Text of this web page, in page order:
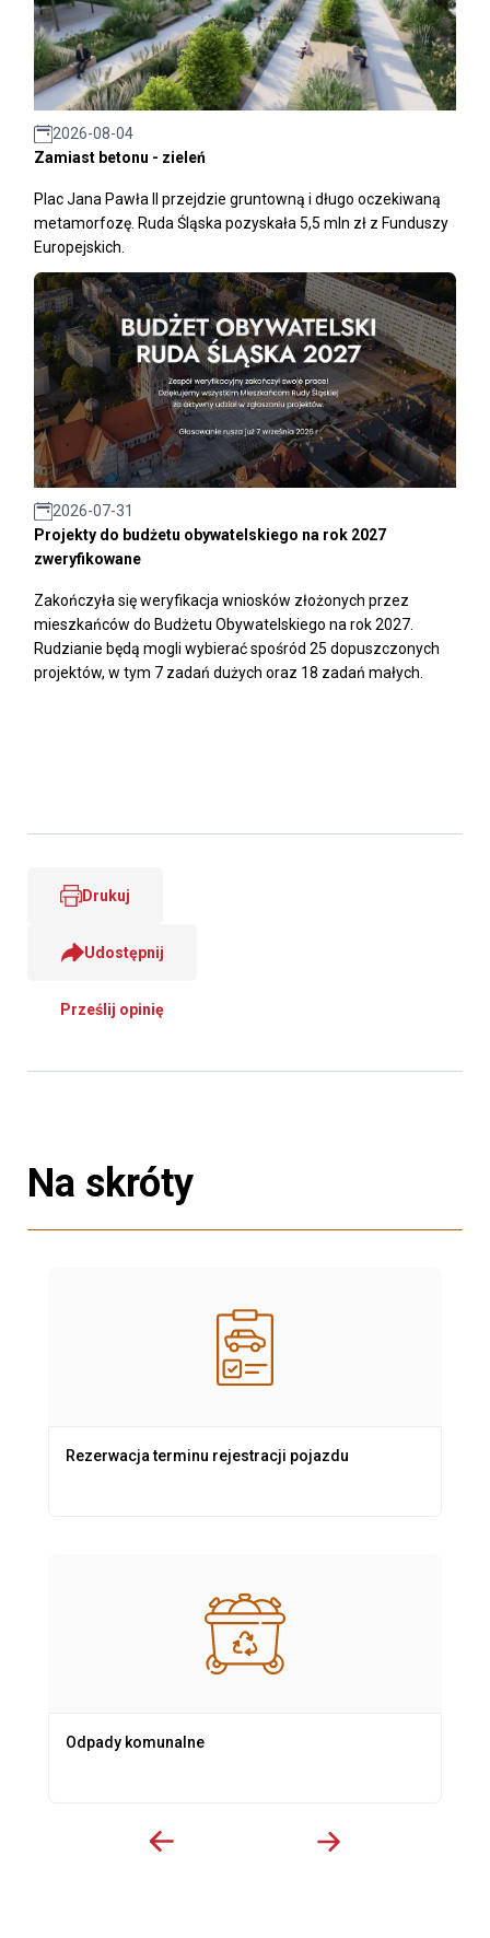
2026-08-04
Zamiast betonu - zieleń
Plac Jana Pawła II przejdzie gruntowną i długo oczekiwaną
metamorfozę. Ruda Śląska pozyskała 5,5 mln zł z Funduszy
Europejskich.
2026-07-31
Projekty do budżetu obywatelskiego na rok 2027
zweryfikowane
Zakończyła się weryfikacja wniosków złożonych przez
mieszkańców do Budżetu Obywatelskiego na rok 2027.
Rudzianie będą mogli wybierać spośród 25 dopuszczonych
projektów, w tym 7 zadań dużych oraz 18 zadań małych.
Drukuj
Udostępnij
Prześlij opinię
Na skróty
Rezerwacja terminu rejestracji pojazdu
Odpady komunalne